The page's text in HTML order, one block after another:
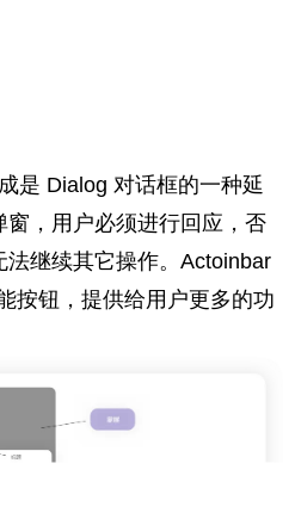
是 Dialog 对话框的一种延
，用户必须进行回应，否
法继续其它操作。Actoinbar
按钮，提供给用户更多的功